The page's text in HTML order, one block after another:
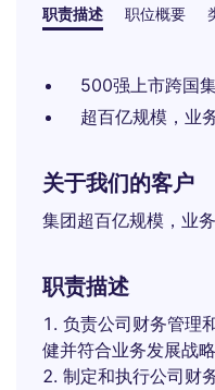
职责描述 职位概要
500强上市跨国
超百亿规模，业
关于我们的客户
集团超百亿规模，业
职责描述
负责公司财务管理
健并符合业务发展战略
制定和执行公司财